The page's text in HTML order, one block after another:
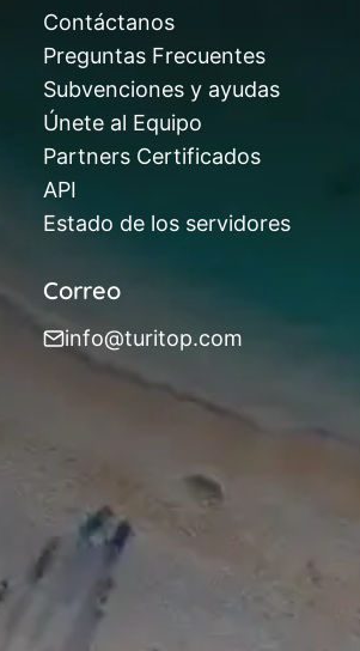
Contáctanos
Preguntas Frecuentes
Subvenciones y ayudas
Únete al Equipo
Partners Certificados
API
Estado de los servidores
Correo
info@turitop.com